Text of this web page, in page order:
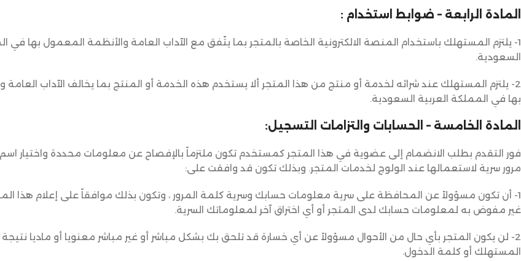
المادة الرابعة – ضوابط استخدام :
1- يلتزم المستهلك باستخدام المنصة الالكترونية الخاصة بالمتجر بما يتّفق مع الآداب العامة والأنظمة المعمول بها في
السعودية.
2- يلتزم المستهلك عند شرائه لخدمة أو منتج من هذا المتجر ألا يستخدم هذه الخدمة أو المنتج بما يخالف الآداب
بها في المملكة العربية السعودية.
المادة الخامسة – الحسابات والتزامات التسجيل:
فور التقدم بطلب الانضمام إلى عضوية في هذا المتجر كمستخدم تكون ملتزماً بالإفصاح عن معلومات محددة واختيار
مرور سرية لاستعمالها عند الولوج لخدمات المتجر. وبذلك تكون قد وافقت على:
1- أن تكون مسؤولاً عن المحافظة على سرية معلومات حسابك وسرية كلمة المرور ، وتكون بذلك موافقاً على إعلام هذا
غير مفوض به لمعلومات حسابك لدى المتجر أو أي اختراق آخر لمعلوماتك السرية.
2- لن يكون المتجر بأي حال من الأحوال مسؤولاً عن أي خسارة قد تلحق بك بشكل مباشر أو غير مباشر معنويا أو ماديا
المستهلك أو كلمة الدخول.